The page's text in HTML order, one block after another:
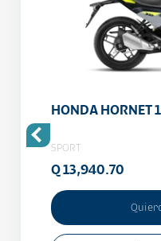
HONDA HORNET
SPORT
Q 13,940.70